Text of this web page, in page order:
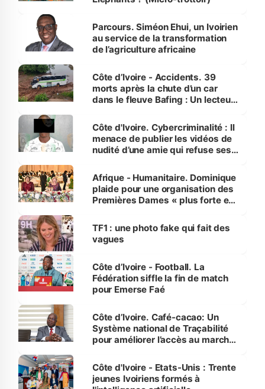
Parcours. Siméon Ehui, un Ivoirien
au service de la transformation
de l’agriculture africaine
Côte d’Ivoire - Accidents. 39
morts après la chute d’un car
dans le fleuve Bafing : Un lecteur
des Transports
Côte d'Ivoire. Cybercriminalité : Il
menace de publier les vidéos de
nudité d’une amie qui refuse ses
Afrique - Humanitaire. Dominique
plaide pour une organisation des
Premières Dames « plus forte et
sur la scène internationale »
TF1 : une photo fake qui fait des
vagues
Côte d’Ivoire - Football. La
Fédération siffle la fin de match
pour Emerse Faé
Côte d’Ivoire. Café-cacao: Un
Système national de Traçabilité
pour améliorer l’accès au marché
Côte d'Ivoire - Etats-Unis : Trente
jeunes Ivoiriens formés à